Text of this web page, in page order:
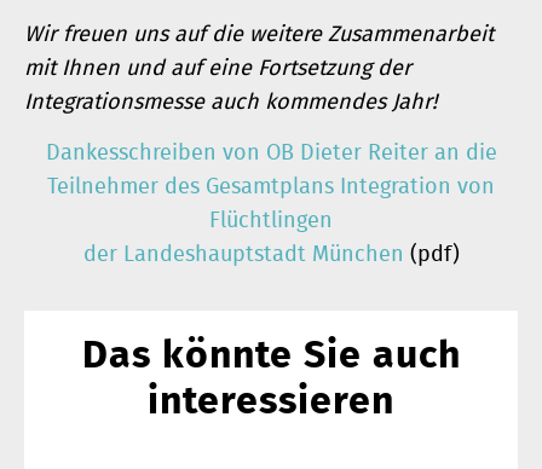
Wir freuen uns auf die weitere Zusammenarbeit
mit Ihnen und auf eine Fortsetzung der
Integrationsmesse auch kommendes Jahr!
Dankesschreiben von OB Dieter Reiter an die
Teilnehmer des Gesamtplans Integration von
Flüchtlingen
der Landeshauptstadt München (pdf)
Das könnte Sie auch
interessieren